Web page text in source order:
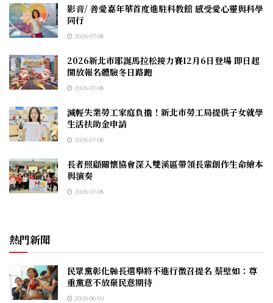
影音/ 善愛嘉年華首度進駐科教館 感受愛心靈與科學
同行
2026-07-08
2026新北市耶誕馬拉松接力賽12月6日登場 即日起
開放報名體驗冬日路跑
2026-07-08
減輕失業勞工家庭負擔！新北市勞工局提供子女就學
生活扶助金申請
2026-07-08
長者照顧關懷協會深入雙溪區帶領長輩創作生命繪本
與演奏
2026-07-08
熱門新聞
民眾黨彰化縣長選舉將不進行徵召提名 蔡壁如：尊
重黨意不放棄民意期待
2026-06-03